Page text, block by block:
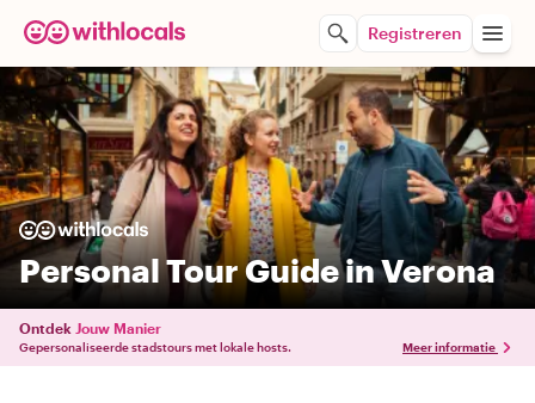
Registreren
Personal Tour Guide in Verona
Ontdek Jouw Manier
Gepersonaliseerde stadstours met lokale hosts. Meer informatie